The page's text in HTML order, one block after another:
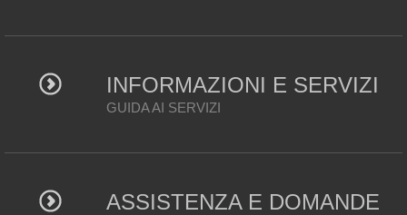
INFORMAZIONI E SERVIZI
GUIDA AI SERVIZI
ASSISTENZA E DOMANDE